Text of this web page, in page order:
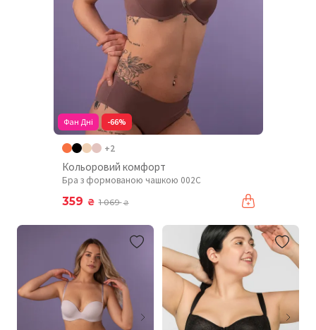
Фан Дні -66%
+2
Кольоровий комфорт
Бра з формованою чашкою 002C
359 ₴ 1 069₴